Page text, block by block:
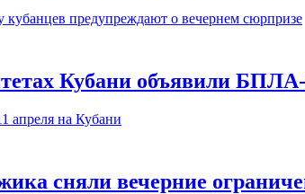
Кубани объявили БПЛА-
сняли вечерние